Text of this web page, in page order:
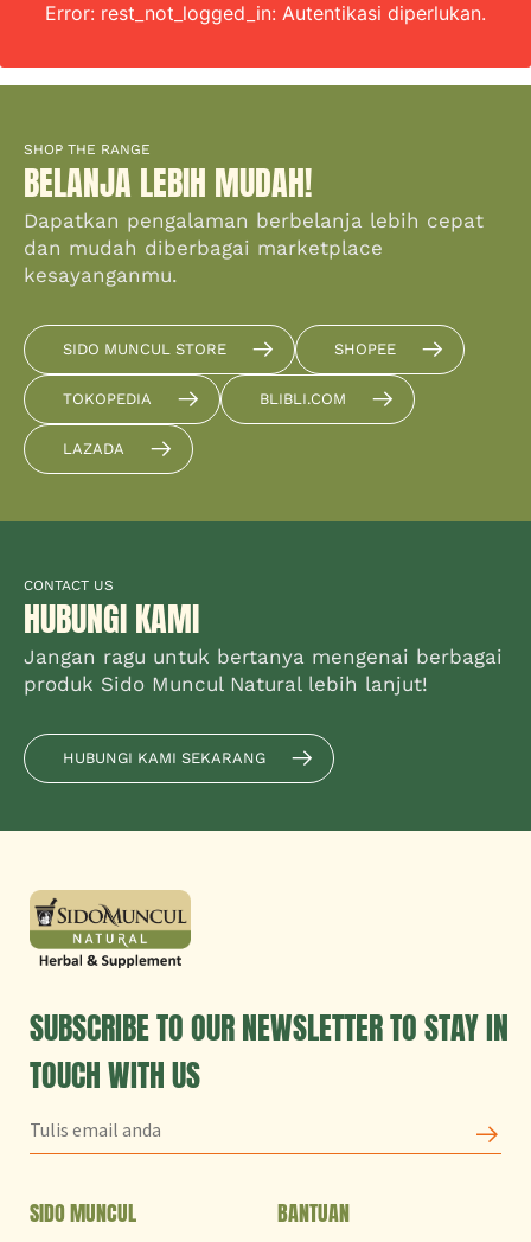
Error: rest_not_logged_in: Autentikasi diperlukan.
SHOP THE RANGE
BELANJA LEBIH MUDAH!
Dapatkan pengalaman berbelanja lebih cepat
dan mudah diberbagai marketplace
kesayanganmu.
SIDO MUNCUL STORE SHOPEE
TOKOPEDIA BLIBLI.COM
LAZADA
CONTACT US
HUBUNGI KAMI
Jangan ragu untuk bertanya mengenai berbagai
produk Sido Muncul Natural lebih lanjut!
HUBUNGI KAMI SEKARANG
SUBSCRIBE TO OUR NEWSLETTER TO STAY IN
TOUCH WITH US
SIDO MUNCUL BANTUAN